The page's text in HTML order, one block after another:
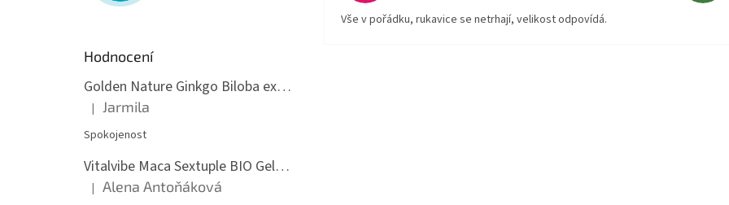
Hodnocení
Golden Nature Ginkgo Biloba extrakt 50:1 60mg, 100 kapslí
Hodnocení produktu je 5 z 5 hvězdiček.
| Jarmila
Spokojenost
Vitalvibe Maca Sextuple BIO Gelatinized 3-Complex, 60 kapslí
Hodnocení produktu je 5 z 5 hvězdiček.
| Alena Antoňáková
Vše v pořádku, rukavice se netrhají, velikost odpovídá.